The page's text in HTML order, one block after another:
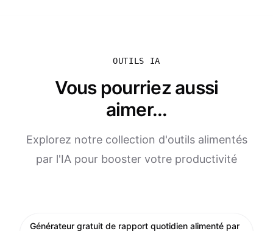
OUTILS IA
Vous pourriez aussi
aimer...
Explorez notre collection d'outils alimentés
par l'IA pour booster votre productivité
Générateur gratuit de rapport quotidien alimenté par